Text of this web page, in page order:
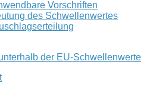
Vorschriften
des Schwellenwertes
der EU-Schwellenwerte